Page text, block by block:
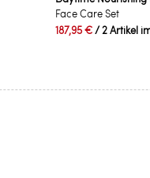
Face Care Set
187,95 €/ 2 Artikel